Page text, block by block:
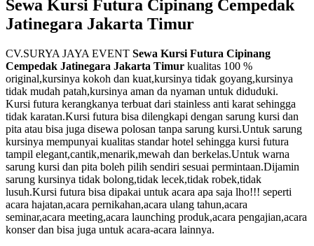
Sewa Kursi Futura Cipinang Cempedak
Jatinegara Jakarta Timur
CV.SURYA JAYA EVENT Sewa Kursi Futura Cipinang
Cempedak Jatinegara Jakarta Timur kualitas 100 %
original,kursinya kokoh dan kuat,kursinya tidak goyang,kursinya
tidak mudah patah,kursinya aman da nyaman untuk diduduki.
Kursi futura kerangkanya terbuat dari stainless anti karat sehingga
tidak karatan.Kursi futura bisa dilengkapi dengan sarung kursi dan
pita atau bisa juga disewa polosan tanpa sarung kursi.Untuk sarung
kursinya mempunyai kualitas standar hotel sehingga kursi futura
tampil elegant,cantik,menarik,mewah dan berkelas.Untuk warna
sarung kursi dan pita boleh pilih sendiri sesuai permintaan.Dijamin
sarung kursinya tidak bolong,tidak lecek,tidak robek,tidak
lusuh.Kursi futura bisa dipakai untuk acara apa saja lho!!! seperti
acara hajatan,acara pernikahan,acara ulang tahun,acara
seminar,acara meeting,acara launching produk,acara pengajian,acara
konser dan bisa juga untuk acara-acara lainnya.